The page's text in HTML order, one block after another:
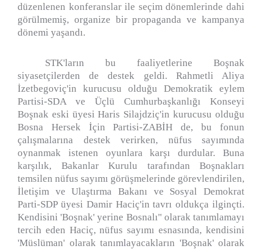
düzenlenen konferanslar ile seçim dönemlerinde dahi
görülmemiş, organize bir propaganda ve kampanya
dönemi yaşandı.
STK'ların bu faaliyetlerine Boşnak
siyasetçilerden de destek geldi. Rahmetli Aliya
İzetbegoviç'in kurucusu olduğu Demokratik eylem
Partisi-SDA ve Üçlü Cumhurbaşkanlığı Konseyi
Boşnak eski üyesi Haris Silajdziç'in kurucusu olduğu
Bosna Hersek İçin Partisi-ZABİH de, bu fonun
çalışmalarına destek verirken, nüfus sayımında
oynanmak istenen oyunlara karşı durdular. Buna
karşılık, Bakanlar Kurulu tarafından Boşnakları
temsilen nüfus sayımı görüşmelerinde görevlendirilen,
İletişim ve Ulaştırma Bakanı ve Sosyal Demokrat
Parti-SDP üyesi Damir Haciç'in tavrı oldukça ilginçti.
Kendisini 'Boşnak' yerine Bosnalı" olarak tanımlamayı
tercih eden Haciç, nüfus sayımı esnasında, kendisini
'Müslüman' olarak tanımlayacakların 'Boşnak' olarak